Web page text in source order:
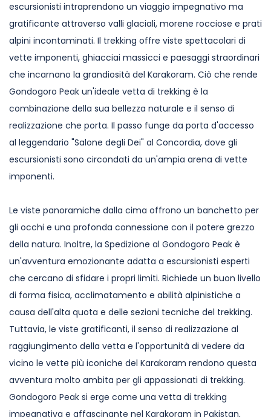
escursionisti intraprendono un viaggio impegnativo ma
gratificante attraverso valli glaciali, morene rocciose e prati
alpini incontaminati. Il trekking offre viste spettacolari di
vette imponenti, ghiacciai massicci e paesaggi straordinari
che incarnano la grandiosità del Karakoram. Ciò che rende
Gondogoro Peak un'ideale vetta di trekking è la
combinazione della sua bellezza naturale e il senso di
realizzazione che porta. Il passo funge da porta d'accesso
al leggendario "Salone degli Dei" al Concordia, dove gli
escursionisti sono circondati da un'ampia arena di vette
imponenti.
Le viste panoramiche dalla cima offrono un banchetto per
gli occhi e una profonda connessione con il potere grezzo
della natura. Inoltre, la Spedizione al Gondogoro Peak è
un'avventura emozionante adatta a escursionisti esperti
che cercano di sfidare i propri limiti. Richiede un buon livello
di forma fisica, acclimatamento e abilità alpinistiche a
causa dell'alta quota e delle sezioni tecniche del trekking.
Tuttavia, le viste gratificanti, il senso di realizzazione al
raggiungimento della vetta e l'opportunità di vedere da
vicino le vette più iconiche del Karakoram rendono questa
avventura molto ambita per gli appassionati di trekking.
Gondogoro Peak si erge come una vetta di trekking
impegnativa e affascinante nel Karakoram in Pakistan,